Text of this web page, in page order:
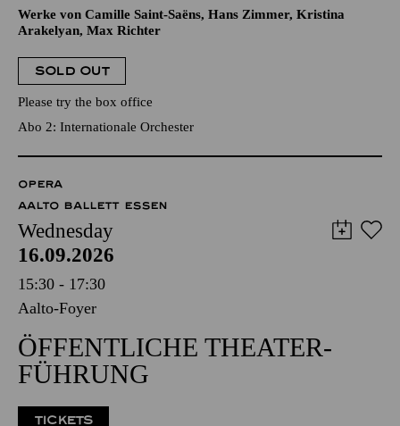
Werke von Camille Saint-Saëns, Hans Zimmer, Kristina
Arakelyan, Max Richter
SOLD OUT
Please try the box office
Abo 2: Internationale Orchester
OPERA
AALTO BALLETT ESSEN
Wednesday
16.09.2026
15:30 - 17:30
Aalto-Foyer
ÖFFENTLICHE THEATER­
FÜHRUNG
TICKETS